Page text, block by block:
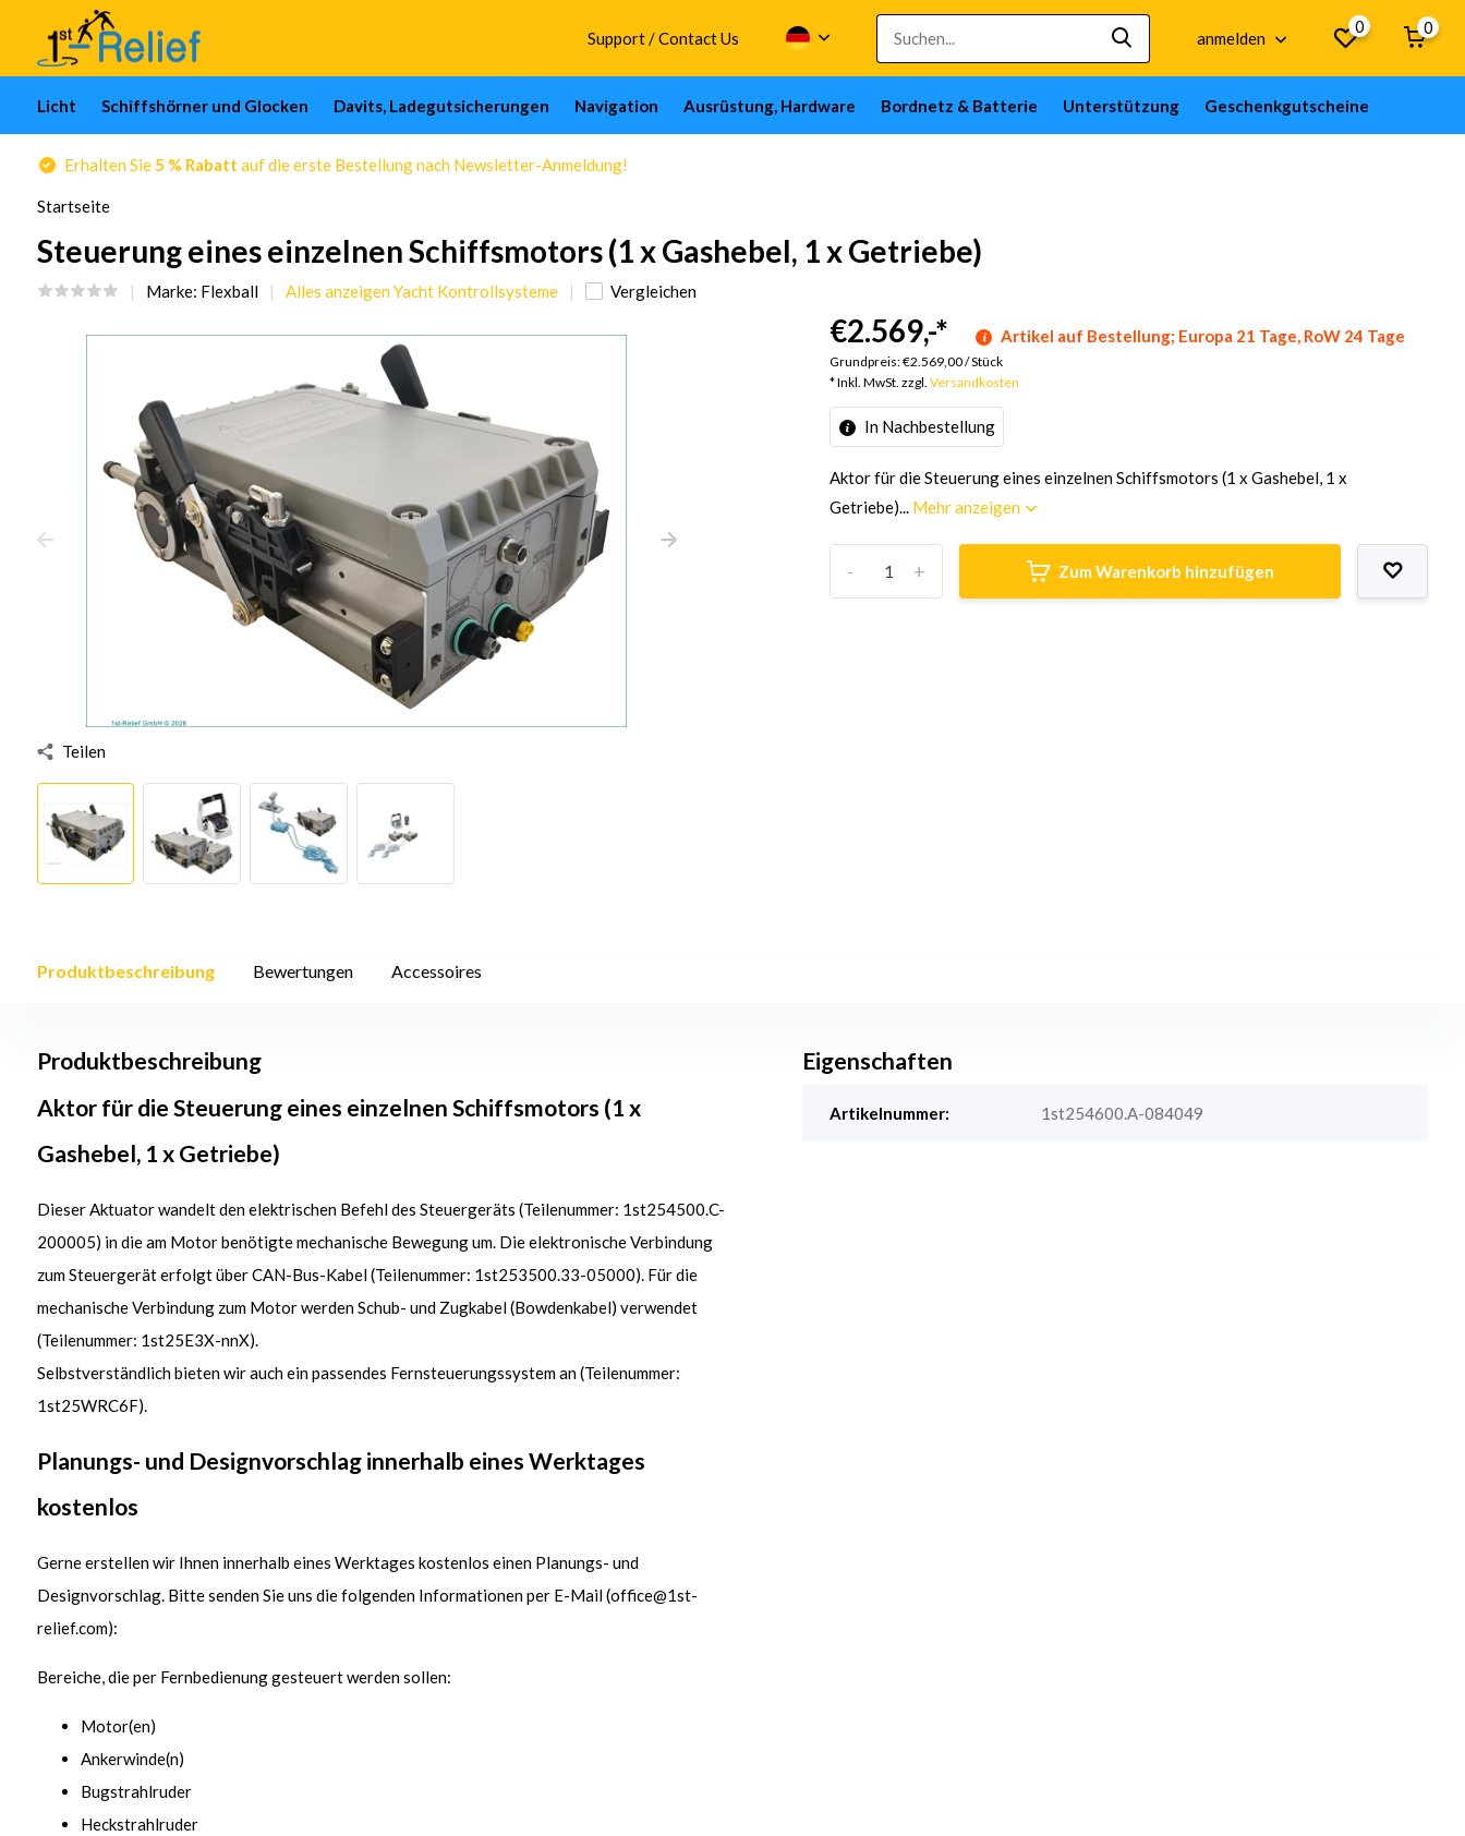
Support / Contact Us anmelden
0 0
Licht Schiffshörner und Glocken Davits, Ladegutsicherungen Navigation Ausrüstung, Hardware Bordnetz & Batterie Unterstützung Geschenkgutscheine
Erhalten Sie5 % Rabatt auf die erste Bestellung nach Newsletter-Anmeldung!
Startseite
Steuerung eines einzelnen Schiffsmotors (1 x Gashebel, 1 x Getriebe)
Marke: Flexball Alles anzeigen Yacht Kontrollsysteme Vergleichen
Teilen
€2.569,-* Artikel auf Bestellung; Europa 21 Tage, RoW 24 Tage
Grundpreis:€2.569,00/Stück
* Inkl. MwSt. zzgl.Versandkosten
In Nachbestellung
Aktor für die Steuerung eines einzelnen Schiffsmotors (1 x Gashebel, 1 x
Getriebe)... Mehr anzeigen
+
- Zum Warenkorb hinzufügen
Produktbeschreibung Bewertungen Accessoires
Produktbeschreibung
Aktor für die Steuerung eines einzelnen Schiffsmotors (1 x
Gashebel, 1 x Getriebe)
Dieser Aktuator wandelt den elektrischen Befehl des Steuergeräts (Teilenummer: 1st254500.C-
200005) in die am Motor benötigte mechanische Bewegung um. Die elektronische Verbindung
zum Steuergerät erfolgt über CAN-Bus-Kabel (Teilenummer: 1st253500.33-05000). Für die
mechanische Verbindung zum Motor werden Schub- und Zugkabel (Bowdenkabel) verwendet
(Teilenummer: 1st25E3X-nnX).
Selbstverständlich bieten wir auch ein passendes Fernsteuerungssystem an (Teilenummer:
1st25WRC6F).
Planungs- und Designvorschlaginnerhalb eines Werktages
kostenlos
Gerne erstellen wir Ihnen innerhalb eines Werktages kostenlos einen Planungs- und
Designvorschlag. Bitte senden Sie uns die folgenden Informationen per E-Mail (office@1st-
relief.com):
Bereiche, die per Fernbedienung gesteuert werden sollen:
Motor(en)
Ankerwinde(n)
Bugstrahlruder
Heckstrahlruder
Eigenschaften
Artikelnummer: 1st254600.A-084049